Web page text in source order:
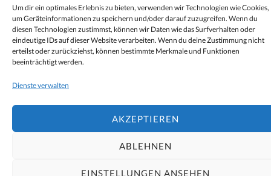
Um dir ein optimales Erlebnis zu bieten, verwenden wir Technologien wie Cookies,
um Geräteinformationen zu speichern und/oder darauf zuzugreifen. Wenn du
diesen Technologien zustimmst, können wir Daten wie das Surfverhalten oder
eindeutige IDs auf dieser Website verarbeiten. Wenn du deine Zustimmung nicht
erteilst oder zurückziehst, können bestimmte Merkmale und Funktionen
beeinträchtigt werden.
Dienste verwalten
AKZEPTIEREN
ABLEHNEN
EINSTELLUNGEN ANSEHEN